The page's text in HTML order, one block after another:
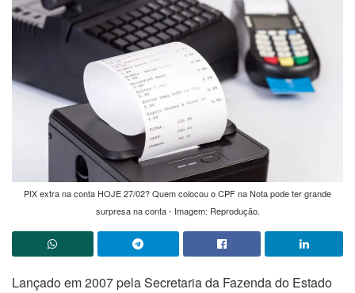
PIX extra na conta HOJE 27/02? Quem colocou o CPF na Nota pode ter grande
surpresa na conta - Imagem: Reprodução.
Lançado em 2007 pela Secretaria da Fazenda do Estado